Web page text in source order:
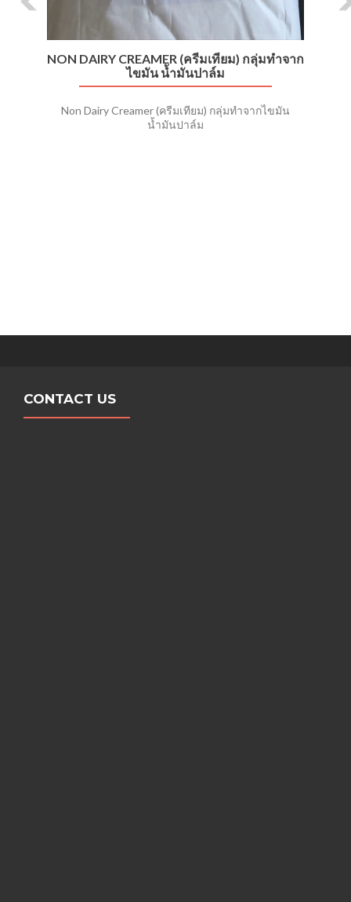
NON DAIRY CREAMER (ครีมเทียม) กลุ่มทำจาก
ไขมัน น้ำมันปาล์ม
Non Dairy Creamer (ครีมเทียม) กลุ่มทำจากไขมัน
น้ำมันปาล์ม
CONTACT US